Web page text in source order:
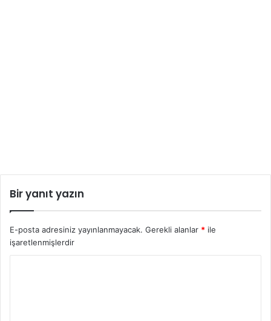
Bir yanıt yazın
E-posta adresiniz yayınlanmayacak. Gerekli alanlar * ile
işaretlenmişlerdir